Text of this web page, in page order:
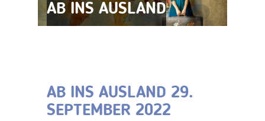
AB INS AUSLAND
AB INS AUSLAND 29.
SEPTEMBER 2022